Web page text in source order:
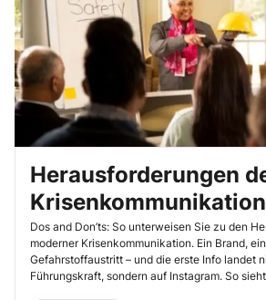
Herausforderungen
Krisenkommunikation
Dos and Don’ts: So unterweisen Sie zu den
moderner Krisenkommunikation. Ein Brand,
Gefahrstoffaustritt – und die erste Info landet
Führungskraft, sondern auf Instagram. So sieht